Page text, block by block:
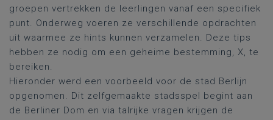
groepen vertrekken de leerlingen vanaf een specifiek
punt. Onderweg voeren ze verschillende opdrachten
uit waarmee ze hints kunnen verzamelen. Deze tips
hebben ze nodig om een geheime bestemming, X, te
bereiken.
Hieronder werd een voorbeeld voor de stad Berlijn
opgenomen. Dit zelfgemaakte stadsspel begint aan
de Berliner Dom en via talrijke vragen krijgen de